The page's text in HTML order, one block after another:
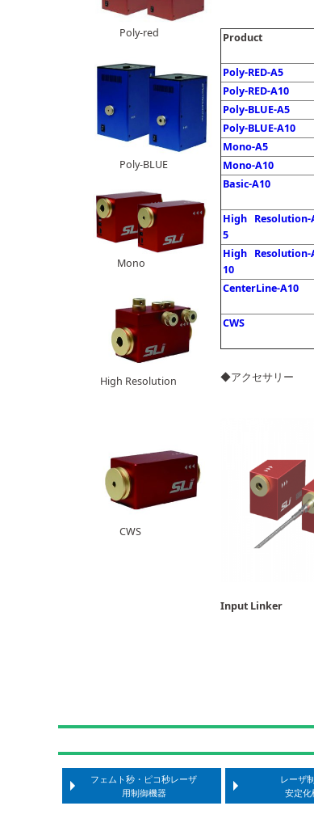
Poly-red
Poly-BLUE
Mono
High Resolution
CWS
Product
Poly-RED-A5
Poly-RED-A10
Poly-BLUE-A5
Poly-BLUE-A10
Mono-A5
Mono-A10
Basic-A10
High Resolution-
5
High Resolution-
10
CenterLine-A10
CWS
◆ア
Input
フェムト秒・ピコ秒レーザ
用制御機器
レーザ
安定化